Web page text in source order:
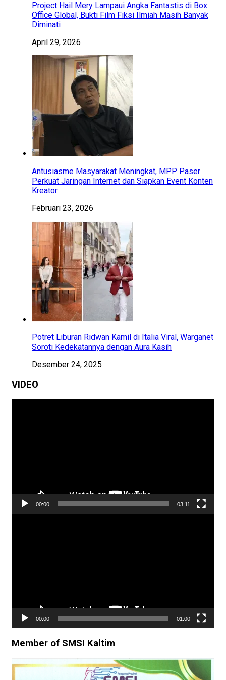
Project Hail Mery Lampaui Angka Fantastis di Box
Office Global, Bukti Film Fiksi Ilmiah Masih Banyak
Diminati
April 29, 2026
Antusiasme Masyarakat Meningkat, MPP Paser
Perkuat Jaringan Internet dan Siapkan Event Konten
Kreator
Februari 23, 2026
Potret Liburan Ridwan Kamil di Italia Viral, Warganet
Soroti Kedekatannya dengan Aura Kasih
Desember 24, 2025
VIDEO
00:00 03:11
00:00 01:00
Member of SMSI Kaltim